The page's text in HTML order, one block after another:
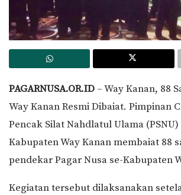
PAGARNUSA.OR.ID – Way Kanan, 88
Way Kanan Resmi Dibaiat. Pimpinan
Pencak Silat Nahdlatul Ulama
Kabupaten Way Kanan membaiat 88
pendekar Pagar Nusa se-Kabupaten
Kegiatan tersebut dilaksanakan